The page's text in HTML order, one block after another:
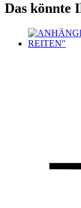
Das könnte